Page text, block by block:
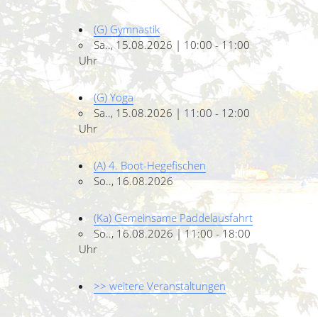
(G) Gymnastik
Sa.., 15.08.2026 | 10:00 - 11:00
Uhr
(G) Yoga
Sa.., 15.08.2026 | 11:00 - 12:00
Uhr
(A) 4. Boot-Hegefischen
So.., 16.08.2026
(Ka) Gemeinsame Paddelausfahrt
So.., 16.08.2026 | 11:00 - 18:00
Uhr
>> weitere Veranstaltungen